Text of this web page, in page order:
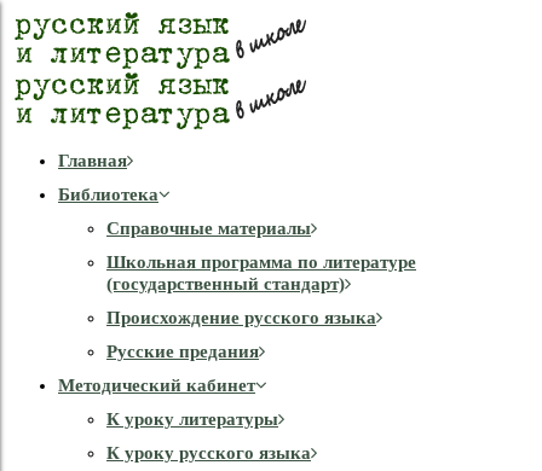
Главная
Библиотека
Справочные материалы
Школьная программа по литературе
(государственный стандарт)
Происхождение русского языка
Русские предания
Методический кабинет
К уроку литературы
К уроку русского языка